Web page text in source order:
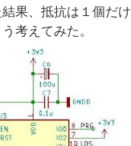
果、抵抗は１個だけ
考えてみた。